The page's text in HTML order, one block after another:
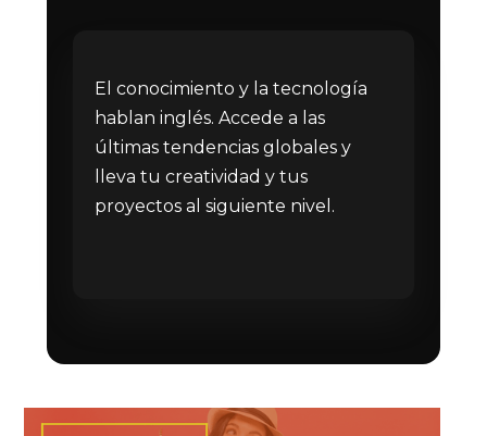
El conocimiento y la tecnología
hablan inglés. Accede a las
últimas tendencias globales y
lleva tu creatividad y tus
proyectos al siguiente nivel.